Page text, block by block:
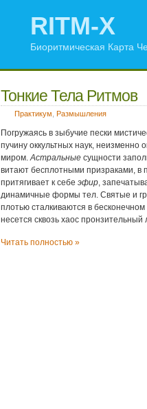
RITM-X
Биоритмическая Карта
Тонкие Тела Ритмов
Практикум Размышления
Погружаясь в зыбучие пески
пучину оккультных наук,
миром.Астральные сущности
витают бесплотными призраками, в
притягивает к себе эфир,
динамичные формы тел. Святые и
плотью сталкиваются в
несется сквозь хаос пронзительный
Читать полностью »